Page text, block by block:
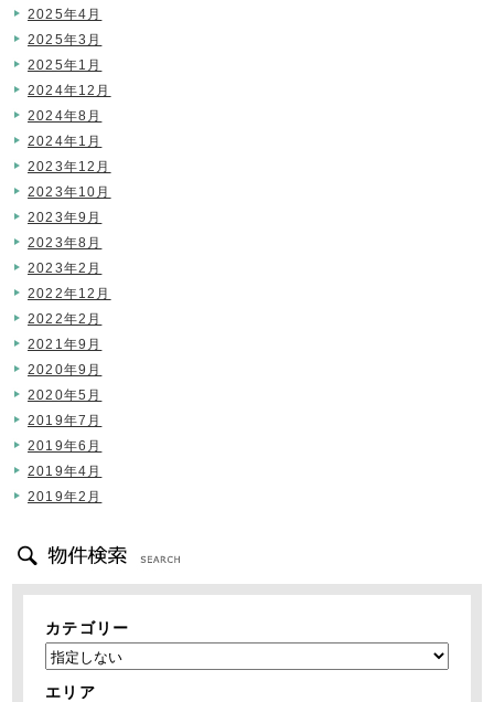
2025年4月
2025年3月
2025年1月
2024年12月
2024年8月
2024年1月
2023年12月
2023年10月
2023年9月
2023年8月
2023年2月
2022年12月
2022年2月
2021年9月
2020年9月
2020年5月
2019年7月
2019年6月
2019年4月
2019年2月
カテゴリー
エリア